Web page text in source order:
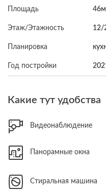
Площадь 46м
Этаж/Этажность 12/
Планировка
Год постройки
Какие тут удобства
Видеонаблюдение
Панорамные окна
Стиральная машина